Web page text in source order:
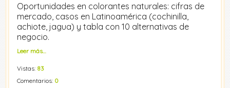
Oportunidades en colorantes naturales: cifras de
mercado, casos en Latinoamérica (cochinilla,
achiote, jagua) y tabla con 10 alternativas de
negocio.
Leer más…
Vistas: 83
Comentarios: 0